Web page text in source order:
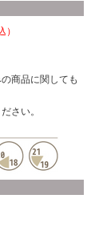
商品に関しても
さい。